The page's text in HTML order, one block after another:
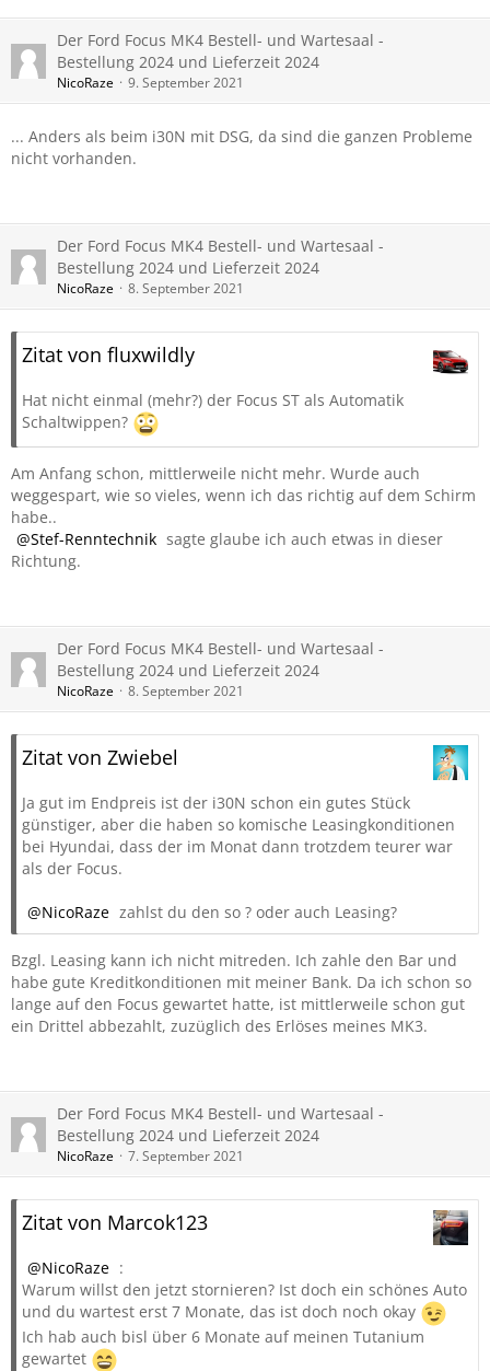
Der Ford Focus MK4 Bestell- und Wartesaal -
Bestellung 2024 und Lieferzeit 2024
NicoRaze 9. September 2021
... Anders als beim i30N mit DSG, da sind die ganzen Probleme
nicht vorhanden.
Der Ford Focus MK4 Bestell- und Wartesaal -
Bestellung 2024 und Lieferzeit 2024
NicoRaze 8. September 2021
Zitat von fluxwildly
Hat nicht einmal (mehr?) der Focus ST als Automatik
Schaltwippen?
Am Anfang schon, mittlerweile nicht mehr. Wurde auch
weggespart, wie so vieles, wenn ich das richtig auf dem Schirm
habe..
Stef-Renntechnik sagte glaube ich auch etwas in dieser
Richtung.
Der Ford Focus MK4 Bestell- und Wartesaal -
Bestellung 2024 und Lieferzeit 2024
NicoRaze 8. September 2021
Zitat von Zwiebel
Ja gut im Endpreis ist der i30N schon ein gutes Stück
günstiger, aber die haben so komische Leasingkonditionen
bei Hyundai, dass der im Monat dann trotzdem teurer war
als der Focus.
NicoRaze zahlst du den so ? oder auch Leasing?
Bzgl. Leasing kann ich nicht mitreden. Ich zahle den Bar und
habe gute Kreditkonditionen mit meiner Bank. Da ich schon so
lange auf den Focus gewartet hatte, ist mittlerweile schon gut
ein Drittel abbezahlt, zuzüglich des Erlöses meines MK3.
Der Ford Focus MK4 Bestell- und Wartesaal -
Bestellung 2024 und Lieferzeit 2024
NicoRaze 7. September 2021
Zitat von Marcok123
NicoRaze :
Warum willst den jetzt stornieren? Ist doch ein schönes Auto
und du wartest erst 7 Monate, das ist doch noch okay
Ich hab auch bisl über 6 Monate auf meinen Tutanium
gewartet